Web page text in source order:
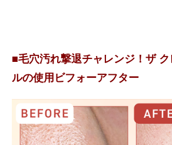
■毛穴汚れ撃退チャレンジ！ザ
ルの使用ビフォーアフター